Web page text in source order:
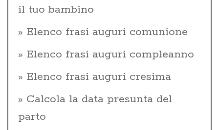
il tuo bambino
Elenco frasi auguri comunione
Elenco frasi auguri compleanno
Elenco frasi auguri cresima
Calcola la data presunta del
parto